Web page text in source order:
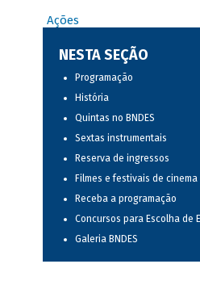
Ações
NESTA SEÇÃO
Programação
História
Quintas no BNDES
Sextas instrumentais
Reserva de ingressos
Filmes e festivais de cinema
Receba a programação
Concursos para Escolha de
Galeria BNDES